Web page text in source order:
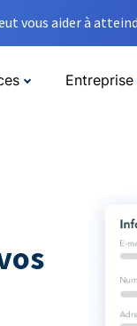
vous aider à
Entreprise